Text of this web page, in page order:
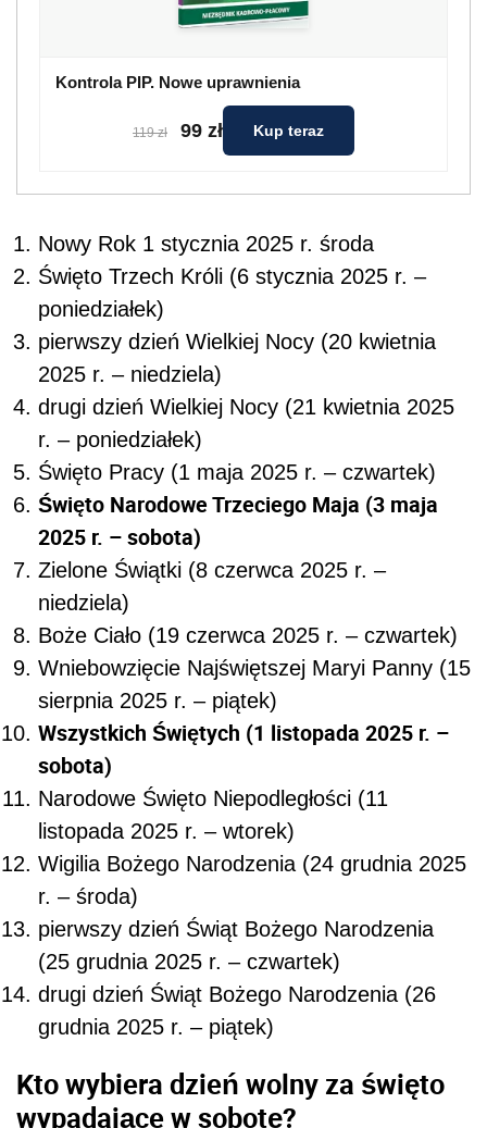
2025 r. – niedziela)
drugi dzień Wielkiej Nocy (21 kwietnia 2025
2025 r. – sobota)
Zielone Świątki (8 czerwca 2025 r. –
niedziela)
Boże Ciało (19 czerwca 2025 r. – czwartek)
Wniebowzięcie Najświętszej Maryi Panny (15
sierpnia 2025 r. – piątek)
Wszystkich Świętych (1 listopada 2025 r. –
sobota)
Narodowe Święto Niepodległości (11
listopada 2025 r. – wtorek)
Wigilia Bożego Narodzenia (24 grudnia 2025
r. – środa)
pierwszy dzień Świąt Bożego Narodzenia
(25 grudnia 2025 r. – czwartek)
drugi dzień Świąt Bożego Narodzenia (26
grudnia 2025 r. – piątek)
Kto wybiera dzień wolny za święto
wypadające w sobotę?
Święto Wszystkich Świętych 1 listopada
wypada w tym roku właśnie w sobotę. Zgodnie
z przepisami prawa pracy to pracodawca
wybiera dzień wolny w zamian za święto
wypadające w sobotę . Może oczywiście ustalić
go po konsultacji z pracownikami,
przedstawicielami pracowników czy na wniosek
pracownika. Nie ma również obowiązku